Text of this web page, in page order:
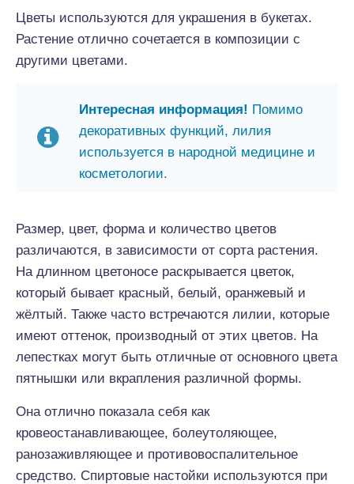
Цветы используются для украшения в букетах.
Растение отлично сочетается в композиции с
другими цветами.
Интересная информация! Помимо
декоративных функций, лилия
используется в народной медицине и
косметологии.
Размер, цвет, форма и количество цветов
различаются, в зависимости от сорта растения.
На длинном цветоносе раскрывается цветок,
который бывает красный, белый, оранжевый и
жёлтый. Также часто встречаются лилии, которые
имеют оттенок, производный от этих цветов. На
лепестках могут быть отличные от основного цвета
пятнышки или вкрапления различной формы.
Она отлично показала себя как
кровеостанавливающее, болеутоляющее,
ранозаживляющее и противовоспалительное
средство. Спиртовые настойки используются при